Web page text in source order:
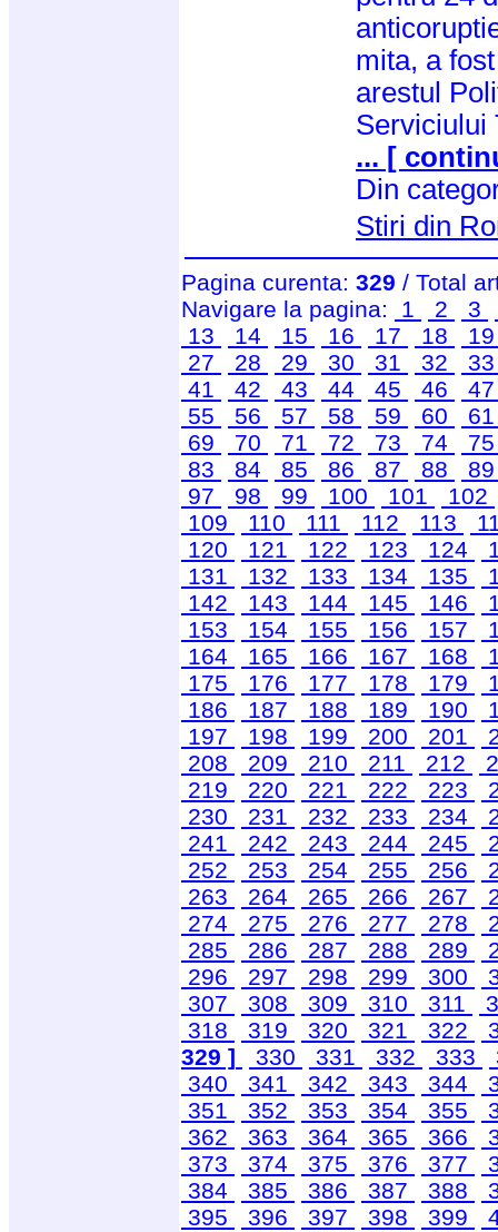
mita, a
arestul
Serviciului
... [
Din
Stiri din
Pagina curenta: 329 / Total
Navigare la pagina:
1 2 3
13
14 15 16 17 18
27
28 29 30 31 32
41
42 43 44 45 46
55
56 57 58 59 60
69
70 71 72 73 74
83
84 85 86 87 88
97
98 99 100 101
102
109
110 111 112 113
120
121 122 123 124
131
132 133 134 135
142
143 144 145 146
153
154 155 156 157
164
165 166 167 168
175
176 177 178 179
186
187 188 189 190
197
198 199 200 201
208
209 210 211 212
219
220 221 222 223
230
231 232 233 234
241
242 243 244 245
252
253 254 255 256
263
264 265 266 267
274
275 276 277 278
285
286 287 288 289
296
297 298 299 300
307
308 309 310 311
318
319 320 321 322
329 ]
330 331 332 333
340
341 342 343 344
351
352 353 354 355
362
363 364 365 366
373
374 375 376 377
384
385 386 387 388
395
396 397 398 399